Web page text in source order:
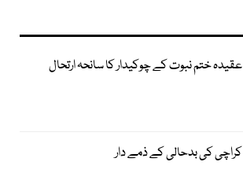
عقیدہ ختم نبوت کے چوکیدار کا سانحہ ارتحال
کراچی کی بدحالی کے ذمے دار